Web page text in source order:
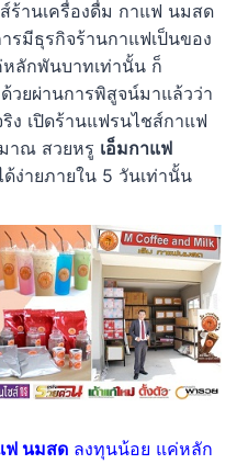
ร้านเครื่องดื่ม กาแฟ นมสด
รมีธุรกิจร้านกาแฟเป็นของ
หลักพันบาทเท่านั้น ก็
วยผ่านการพิสูจน์มาแล้วว่า
ง เปิดร้านแฟรนไชส์กาแฟ
าณ สวยหรู เอ็มกาแฟ
ด้ง่ายภายใน 5 วันเท่านั้น
ฟ นมสด ลงทุนน้อย แค่หลัก